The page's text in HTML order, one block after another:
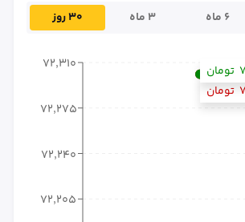
۶ ماه ۳ ماه ۳۰ روز
۷۲٬۲۰۵
۷۲٬۲۴۰
۷۲٬۲۷۵
۷۲٬۳۱۰
تومان
تومان